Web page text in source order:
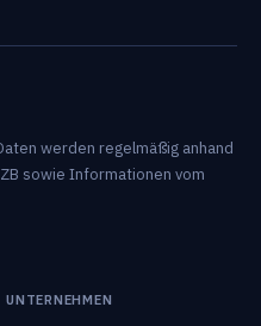
werden regelmäßig anhand
sowie Informationen vom
UNTERNEHMEN